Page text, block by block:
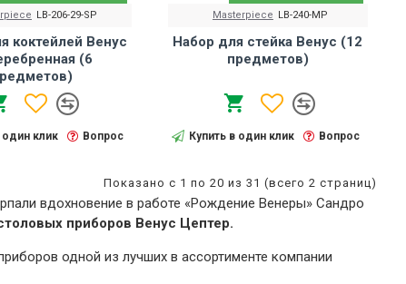
вдохновение в работе «Рождение Венеры» Сандро
приборов Венус Цептер.
одной из лучших в ассортименте компании
LB-206-29-SP
коктейлей Венус
(6
один клик Вопрос
Masterpiece LB-240-MP
Набор для стейка Венус (12
предметов)
Купить в один клик Вопрос
Показано с 1 по 20 из 31 (всего 2 страниц)